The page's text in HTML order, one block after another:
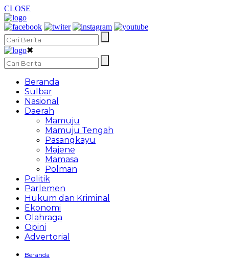
CLOSE
✖
Beranda
Sulbar
Nasional
Daerah
Mamuju
Mamuju Tengah
Pasangkayu
Majene
Mamasa
Polman
Politik
Parlemen
Hukum dan Kriminal
Ekonomi
Olahraga
Opini
Advertorial
Beranda